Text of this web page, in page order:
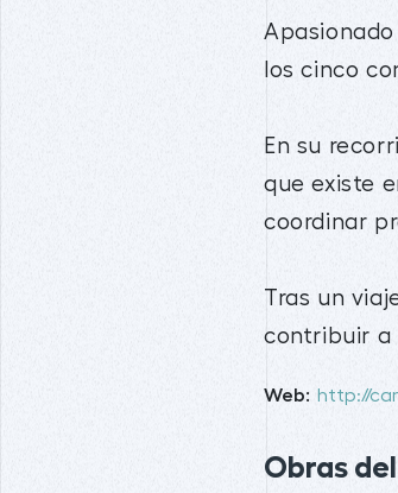
los cinco
En su
que existe
coordinar
Tras un
contribuir a
Web: http://
Obras